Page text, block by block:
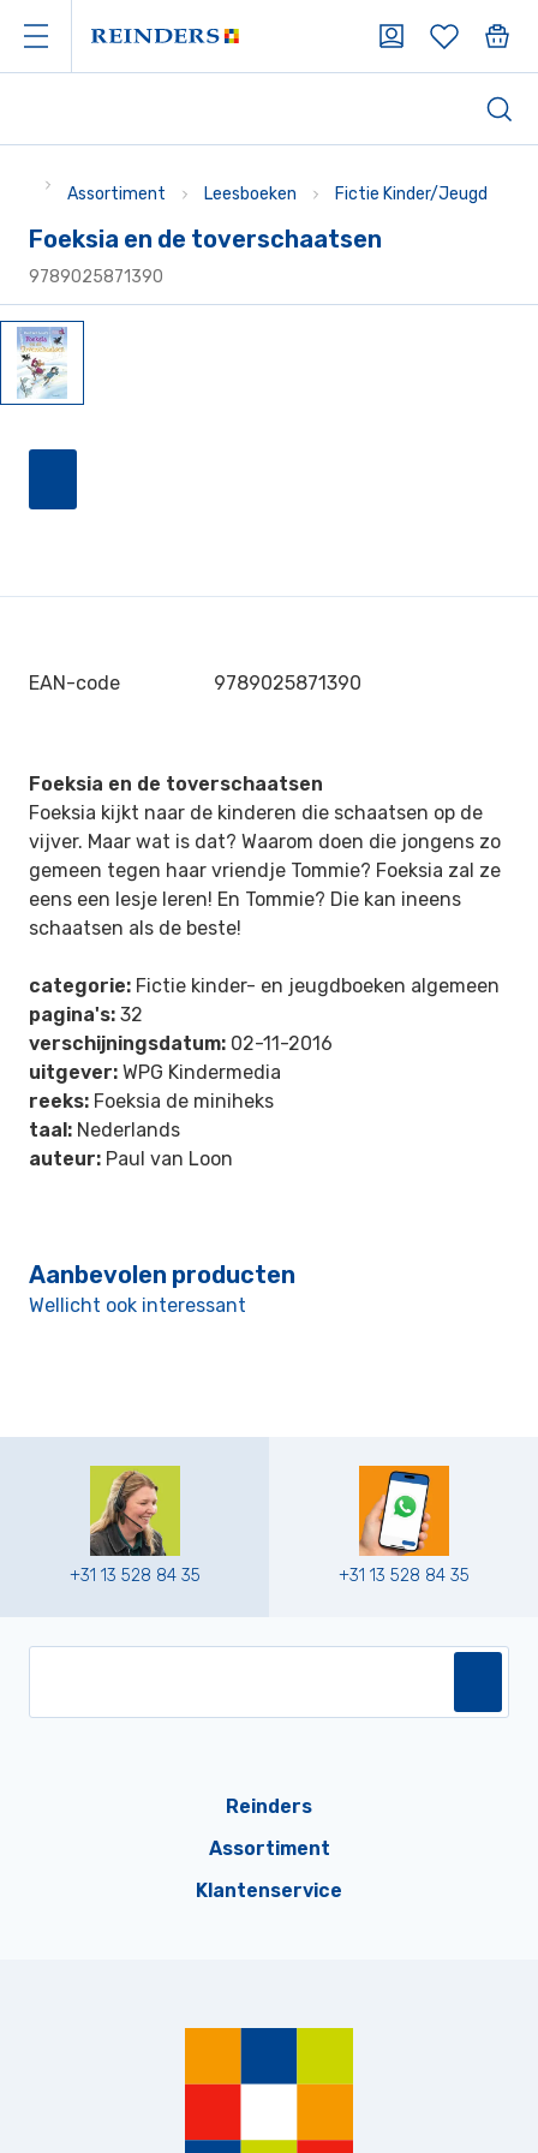
Assortiment Leesboeken Fictie Kinder/Jeugd
Foeksia en de toverschaatsen
9789025871390
EAN-code 9789025871390
Foeksia en de toverschaatsen
Foeksia kijkt naar de kinderen die schaatsen op de
vijver. Maar wat is dat? Waarom doen die jongens zo
gemeen tegen haar vriendje Tommie? Foeksia zal ze
eens een lesje leren! En Tommie? Die kan ineens
schaatsen als de beste!
categorie: Fictie kinder- en jeugdboeken algemeen
pagina's: 32
verschijningsdatum: 02-11-2016
uitgever: WPG Kindermedia
reeks: Foeksia de miniheks
taal: Nederlands
auteur: Paul van Loon
Aanbevolen producten
Wellicht ook interessant
+31 13 528 84 35 +31 13 528 84 35
Reinders
Assortiment
Klantenservice